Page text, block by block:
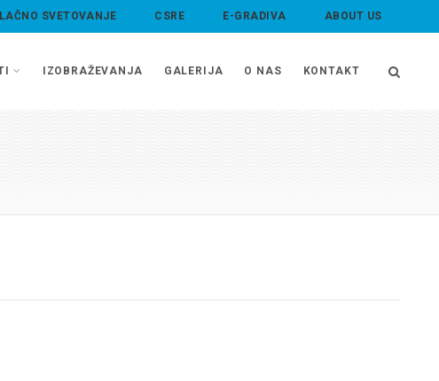
SVETOVANJE CSRE E-GRADIVA ABOUT US
IZOBRAŽEVANJA GALERIJA O NAS KONTAKT